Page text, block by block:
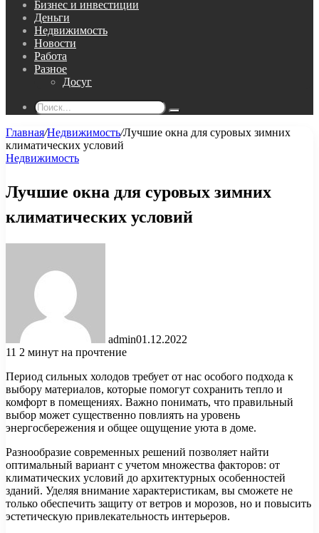
Бизнес и инвестиции
Деньги
Недвижимость
Новости
Работа
Разное
Досуг
Поиск...
Главная/Недвижимость/Лучшие окна для суровых зимних
климатических условий
Недвижимость
Лучшие окна для суровых зимних
климатических условий
admin01.12.2022
11 2 минут на прочтение
Период сильных холодов требует от нас особого подхода к
выбору материалов, которые помогут сохранить тепло и
комфорт в помещениях. Важно понимать, что правильный
выбор может существенно повлиять на уровень
энергосбережения и общее ощущение уюта в доме.
Разнообразие современных решений позволяет найти
оптимальный вариант с учетом множества факторов: от
климатических условий до архитектурных особенностей
зданий. Уделяя внимание характеристикам, вы сможете не
только обеспечить защиту от ветров и морозов, но и повысить
эстетическую привлекательность интерьеров.